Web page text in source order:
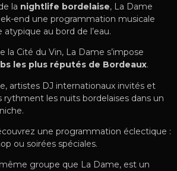
la nightlife bordelaise, La Dame
end une programmation musicale
au bord de l’eau.
la Cité du Vin, La Dame s’impose
les plus réputés de Bordeaux.
artistes DJ internationaux invités et
rythment les nuits bordelaises dans un
une programmation éclectique :
ou soirées spéciales.
groupe que La Dame, est un